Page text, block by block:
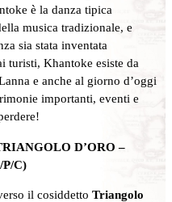
è la danza tipica
musica tradizionale, e
sia stata inventata
turisti, Khantoke esiste da
e anche al giorno d’oggi
importanti, eventi e
D’ORO –
C)
il cosiddetto Triangolo